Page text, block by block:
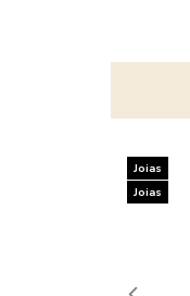
Joias
Joias